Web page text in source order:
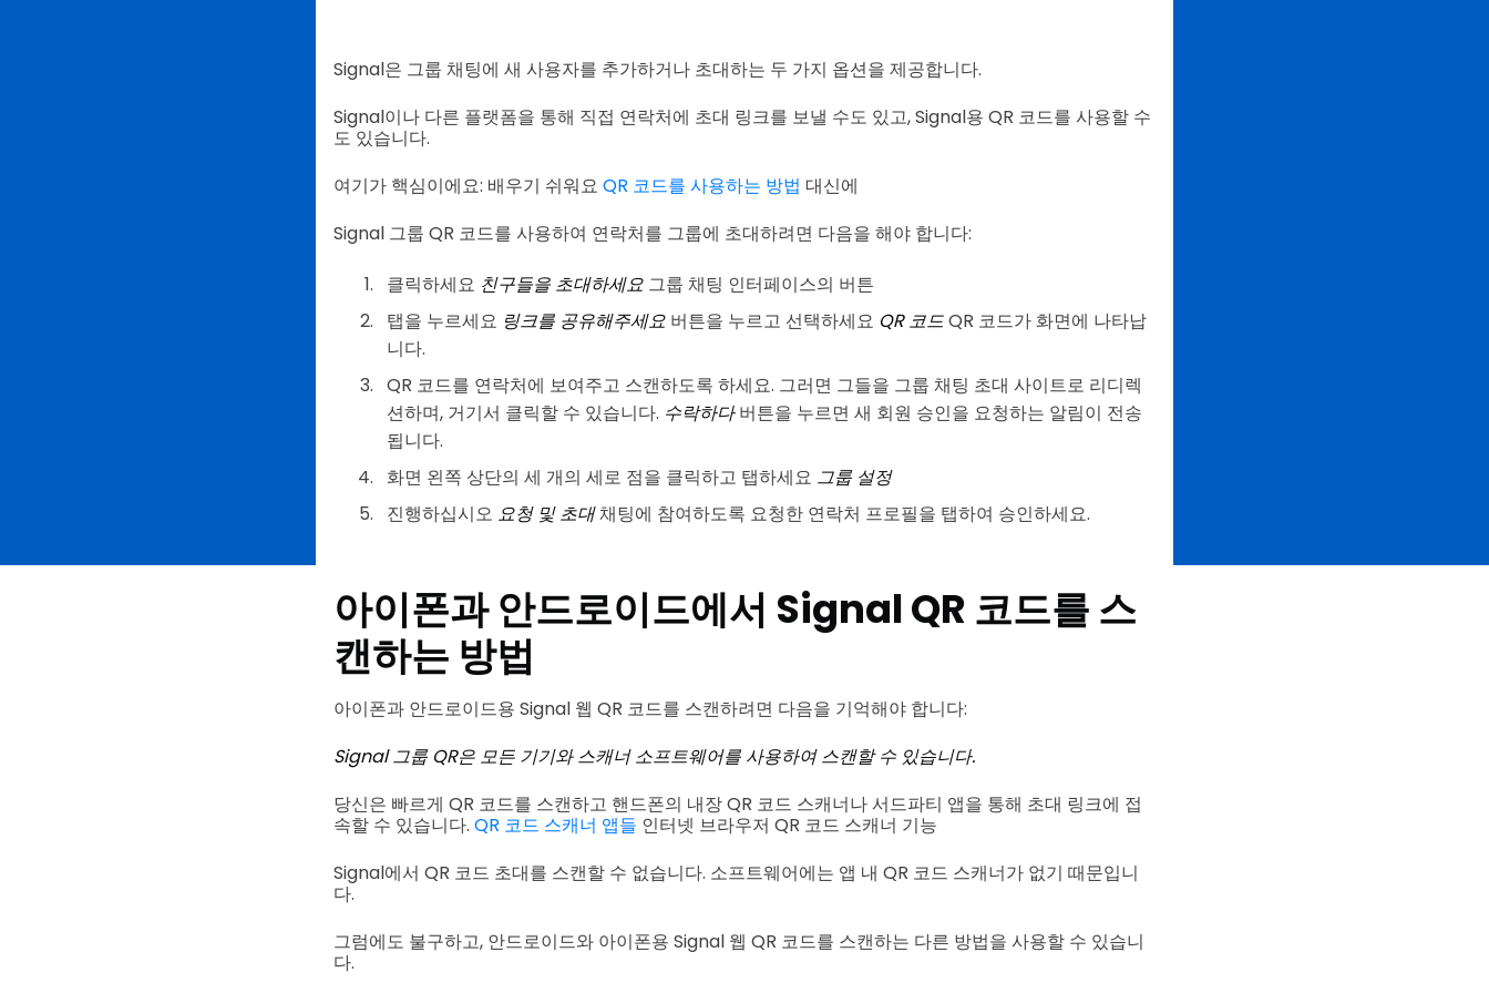
Signal은 그룹 채팅에 새 사용자를 추가하거나 초대하는 두 가지 옵션을 제공합니다.
Signal이나 다른 플랫폼을 통해 직접 연락처에 초대 링크를 보낼 수도 있고, Signal용 QR 코드를 사용할 수
도 있습니다.
여기가 핵심이에요: 배우기 쉬워요 QR 코드를 사용하는 방법 대신에
Signal 그룹 QR 코드를 사용하여 연락처를 그룹에 초대하려면 다음을 해야 합니다:
클릭하세요 친구들을 초대하세요 그룹 채팅 인터페이스의 버튼
탭을 누르세요 링크를 공유해주세요 버튼을 누르고 선택하세요 QR 코드QR 코드가 화면에 나타납
니다.
QR 코드를 연락처에 보여주고 스캔하도록 하세요. 그러면 그들을 그룹 채팅 초대 사이트로 리디렉
션하며, 거기서 클릭할 수 있습니다. 수락하다버튼을 누르면 새 회원 승인을 요청하는 알림이 전송
됩니다.
화면 왼쪽 상단의 세 개의 세로 점을 클릭하고 탭하세요 그룹 설정
진행하십시오 요청 및 초대채팅에 참여하도록 요청한 연락처 프로필을 탭하여 승인하세요.
아이폰과 안드로이드에서 Signal QR 코드를 스
캔하는 방법
아이폰과 안드로이드용 Signal 웹 QR 코드를 스캔하려면 다음을 기억해야 합니다:
Signal 그룹 QR은 모든 기기와 스캐너 소프트웨어를 사용하여 스캔할 수 있습니다.
당신은 빠르게 QR 코드를 스캔하고 핸드폰의 내장 QR 코드 스캐너나 서드파티 앱을 통해 초대 링크에 접
속할 수 있습니다. QR 코드 스캐너 앱들 인터넷 브라우저 QR 코드 스캐너 기능
Signal에서 QR 코드 초대를 스캔할 수 없습니다. 소프트웨어에는 앱 내 QR 코드 스캐너가 없기 때문입니
다.
그럼에도 불구하고, 안드로이드와 아이폰용 Signal 웹 QR 코드를 스캔하는 다른 방법을 사용할 수 있습니
다.